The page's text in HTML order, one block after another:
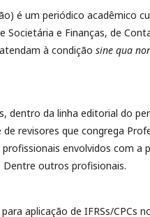
é um periódico acadêmico
e Finanças, de
à condição sine qua
dentro da linha editorial do
revisores que congrega
envolvidos com a
Dentre outros profisionais.
aplicação de IFRSs/CPCs